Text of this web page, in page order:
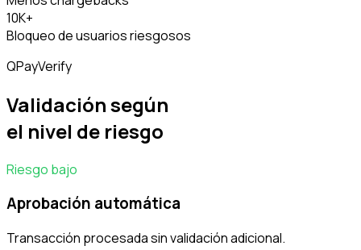
10K+
Bloqueo de usuarios riesgosos
QPayVerify
Validación según
el nivel de riesgo
Riesgo bajo
Aprobación automática
Transacción procesada sin validación adicional.